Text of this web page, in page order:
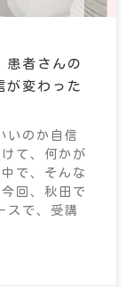
患者さんの
が変わった
いのか自信
て、何かが
で、そんな
回、秋田で
スで、受講